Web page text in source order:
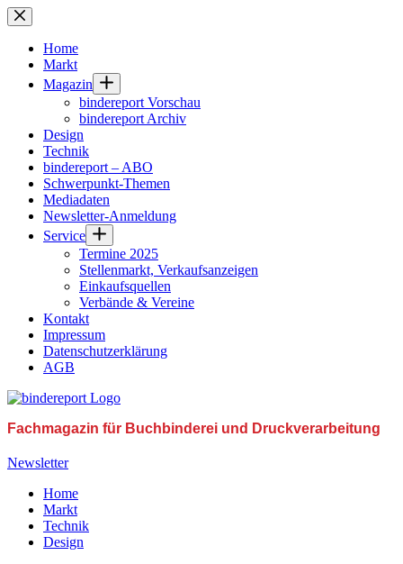
Zum
Inhalt
springenHome
Markt
Magazin
bindereport Vorschau
bindereport Archiv
Design
Technik
bindereport – ABO
Schwerpunkt-Themen
Mediadaten
Newsletter-Anmeldung
Service
Termine 2025
Stellenmarkt, Verkaufsanzeigen
Einkaufsquellen
Verbände & Vereine
Kontakt
Impressum
Datenschutzerklärung
AGB
Fachmagazin für Buchbinderei und Druckverarbeitung
Newsletter
Home
Markt
Technik
Design